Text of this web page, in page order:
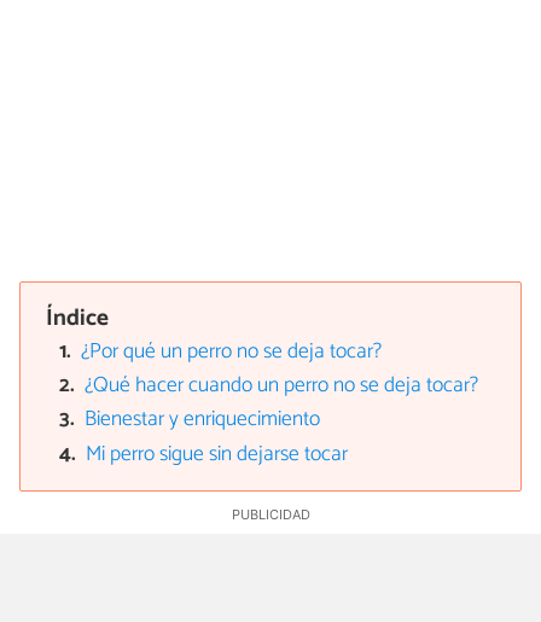
Índice
¿Por qué un perro no se deja tocar?
¿Qué hacer cuando un perro no se deja tocar?
Bienestar y enriquecimiento
Mi perro sigue sin dejarse tocar